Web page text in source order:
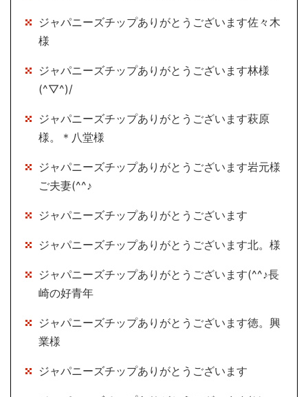
ジャパニーズチップありがとうございます佐々木
様
ジャパニーズチップありがとうございます林様
(^▽^)/
ジャパニーズチップありがとうございます萩原
様。＊八堂様
ジャパニーズチップありがとうございます岩元様
ご夫妻(^^♪
ジャパニーズチップありがとうございます
ジャパニーズチップありがとうございます北。様
ジャパニーズチップありがとうございます(^^♪長
崎の好青年
ジャパニーズチップありがとうございます徳。興
業様
ジャパニーズチップありがとうございます